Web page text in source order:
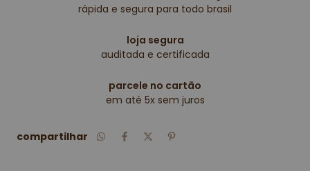
rápida e segura para todo brasil
loja segura
auditada e certificada
parcele no cartão
em até 5x sem juros
compartilhar